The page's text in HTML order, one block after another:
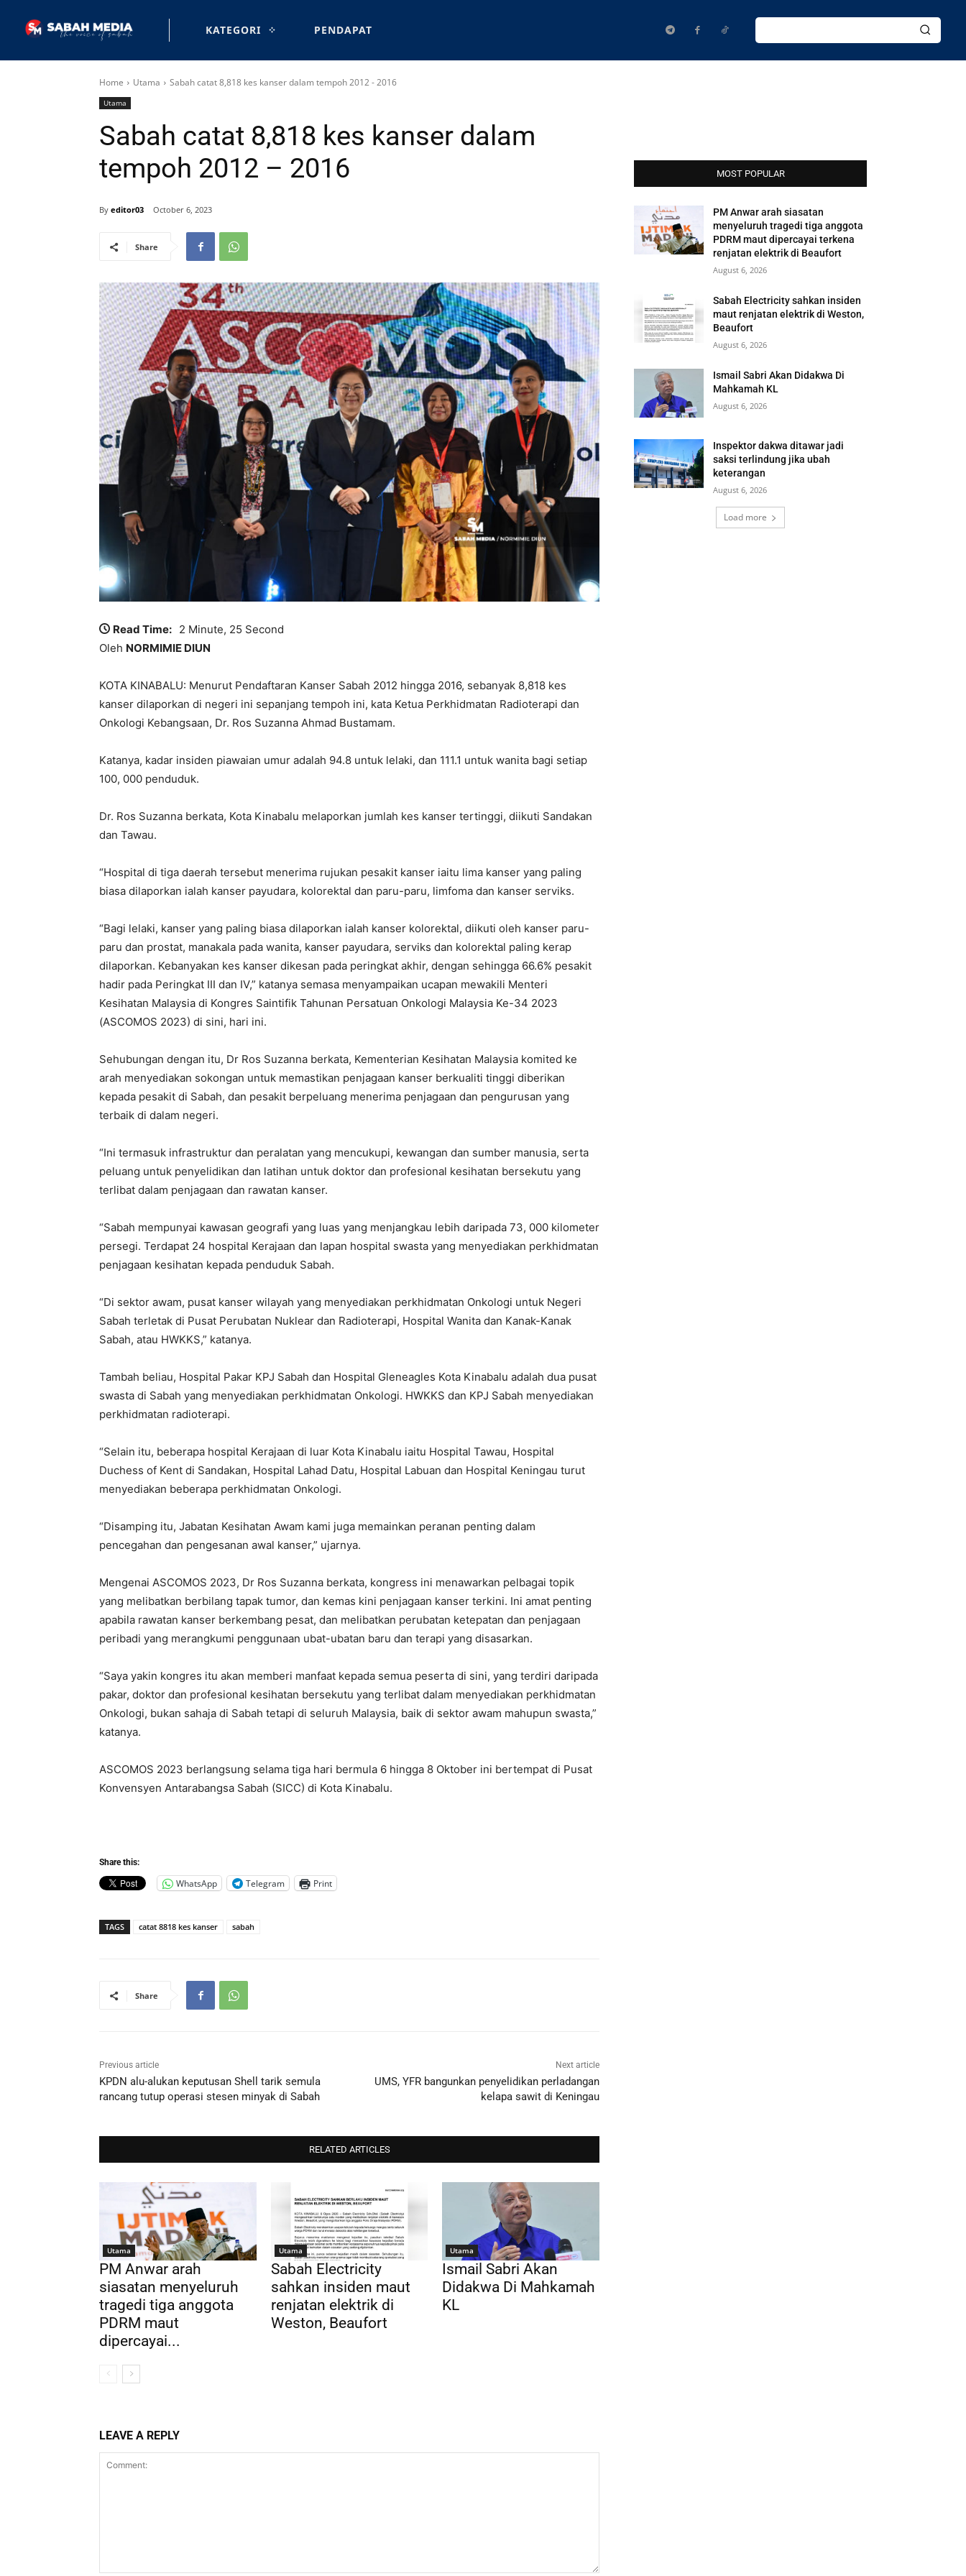
KATEGORI PENDAPAT
Home Utama Sabah catat 8,818 kes kanser dalam tempoh 2012 - 2016
Utama
Sabah catat 8,818 kes kanser dalam
tempoh 2012 – 2016
By editor03 October 6, 2023
Share
Read Time: 2 Minute, 25 Second
Oleh NORMIMIE DIUN
KOTA KINABALU: Menurut Pendaftaran Kanser Sabah 2012 hingga 2016, sebanyak 8,818 kes
kanser dilaporkan di negeri ini sepanjang tempoh ini, kata Ketua Perkhidmatan Radioterapi dan
Onkologi Kebangsaan, Dr. Ros Suzanna Ahmad Bustamam.
Katanya, kadar insiden piawaian umur adalah 94.8 untuk lelaki, dan 111.1 untuk wanita bagi setiap
100, 000 penduduk.
Dr. Ros Suzanna berkata, Kota Kinabalu melaporkan jumlah kes kanser tertinggi, diikuti Sandakan
dan Tawau.
“Hospital di tiga daerah tersebut menerima rujukan pesakit kanser iaitu lima kanser yang paling
biasa dilaporkan ialah kanser payudara, kolorektal dan paru-paru, limfoma dan kanser serviks.
“Bagi lelaki, kanser yang paling biasa dilaporkan ialah kanser kolorektal, diikuti oleh kanser paru-
paru dan prostat, manakala pada wanita, kanser payudara, serviks dan kolorektal paling kerap
dilaporkan. Kebanyakan kes kanser dikesan pada peringkat akhir, dengan sehingga 66.6% pesakit
hadir pada Peringkat III dan IV,” katanya semasa menyampaikan ucapan mewakili Menteri
Kesihatan Malaysia di Kongres Saintifik Tahunan Persatuan Onkologi Malaysia Ke-34 2023
(ASCOMOS 2023) di sini, hari ini.
Sehubungan dengan itu, Dr Ros Suzanna berkata, Kementerian Kesihatan Malaysia komited ke
arah menyediakan sokongan untuk memastikan penjagaan kanser berkualiti tinggi diberikan
kepada pesakit di Sabah, dan pesakit berpeluang menerima penjagaan dan pengurusan yang
terbaik di dalam negeri.
“Ini termasuk infrastruktur dan peralatan yang mencukupi, kewangan dan sumber manusia, serta
peluang untuk penyelidikan dan latihan untuk doktor dan profesional kesihatan bersekutu yang
terlibat dalam penjagaan dan rawatan kanser.
“Sabah mempunyai kawasan geografi yang luas yang menjangkau lebih daripada 73, 000 kilometer
persegi. Terdapat 24 hospital Kerajaan dan lapan hospital swasta yang menyediakan perkhidmatan
penjagaan kesihatan kepada penduduk Sabah.
“Di sektor awam, pusat kanser wilayah yang menyediakan perkhidmatan Onkologi untuk Negeri
Sabah terletak di Pusat Perubatan Nuklear dan Radioterapi, Hospital Wanita dan Kanak-Kanak
Sabah, atau HWKKS,” katanya.
Tambah beliau, Hospital Pakar KPJ Sabah dan Hospital Gleneagles Kota Kinabalu adalah dua pusat
swasta di Sabah yang menyediakan perkhidmatan Onkologi. HWKKS dan KPJ Sabah menyediakan
perkhidmatan radioterapi.
“Selain itu, beberapa hospital Kerajaan di luar Kota Kinabalu iaitu Hospital Tawau, Hospital
Duchess of Kent di Sandakan, Hospital Lahad Datu, Hospital Labuan dan Hospital Keningau turut
menyediakan beberapa perkhidmatan Onkologi.
“Disamping itu, Jabatan Kesihatan Awam kami juga memainkan peranan penting dalam
pencegahan dan pengesanan awal kanser,” ujarnya.
Mengenai ASCOMOS 2023, Dr Ros Suzanna berkata, kongress ini menawarkan pelbagai topik
yang melibatkan berbilang tapak tumor, dan kemas kini penjagaan kanser terkini. Ini amat penting
apabila rawatan kanser berkembang pesat, dan melibatkan perubatan ketepatan dan penjagaan
peribadi yang merangkumi penggunaan ubat-ubatan baru dan terapi yang disasarkan.
“Saya yakin kongres itu akan memberi manfaat kepada semua peserta di sini, yang terdiri daripada
pakar, doktor dan profesional kesihatan bersekutu yang terlibat dalam menyediakan perkhidmatan
Onkologi, bukan sahaja di Sabah tetapi di seluruh Malaysia, baik di sektor awam mahupun swasta,”
katanya.
ASCOMOS 2023 berlangsung selama tiga hari bermula 6 hingga 8 Oktober ini bertempat di Pusat
Konvensyen Antarabangsa Sabah (SICC) di Kota Kinabalu.
Share this:
WhatsApp Telegram Print
TAGS catat 8818 kes kanser sabah
Share
Previous article
KPDN alu-alukan keputusan Shell tarik semula
rancang tutup operasi stesen minyak di Sabah
Next article
UMS, YFR bangunkan penyelidikan perladangan
kelapa sawit di Keningau
RELATED ARTICLES
Utama
PM Anwar arah
siasatan menyeluruh
tragedi tiga anggota
PDRM maut
dipercayai...
Utama
Sabah Electricity
sahkan insiden maut
renjatan elektrik di
Weston, Beaufort
Utama
Ismail Sabri Akan
Didakwa Di Mahkamah
KL
LEAVE A REPLY
MOST POPULAR
PM Anwar arah siasatan
menyeluruh tragedi tiga anggota
PDRM maut dipercayai terkena
renjatan elektrik di Beaufort
August 6, 2026
Sabah Electricity sahkan insiden
maut renjatan elektrik di Weston,
Beaufort
August 6, 2026
Ismail Sabri Akan Didakwa Di
Mahkamah KL
August 6, 2026
Inspektor dakwa ditawar jadi
saksi terlindung jika ubah
keterangan
August 6, 2026
Load more